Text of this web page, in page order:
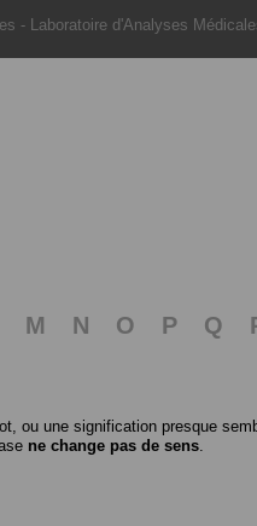
- Laboratoire d'Analyses
M N O P Q
ou une signification presque
ne change pas de sens